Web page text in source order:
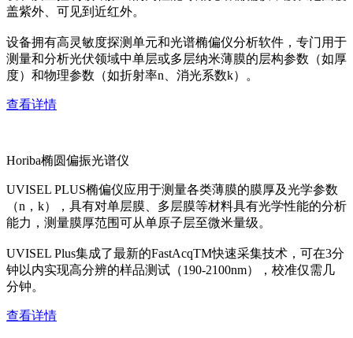
盖紫外、可见到近红外。
设备拥有高灵敏度探测单元和光谱椭偏仪分析软件，专门用于
测量和分析光伏领域中单层或多层纳米薄膜的层构参数（如厚
度）和物理参数（如折射率n、消光系数k）。
查看详情
Horiba椭圆偏振光谱仪
UVISEL PLUS椭偏仪应用于测量各类薄膜的膜厚及光学参数
（n，k），具有对单层膜、多层膜等材料具有光学性能的分析
能力，测量膜厚范围可从单原子层至微米量级。
UVISEL Plus集成了最新的FastAcqTM快速采集技术，可在3分
钟以内实现高分辨的样品测试（190-2100nm），校准仅需几
分钟。
查看详情